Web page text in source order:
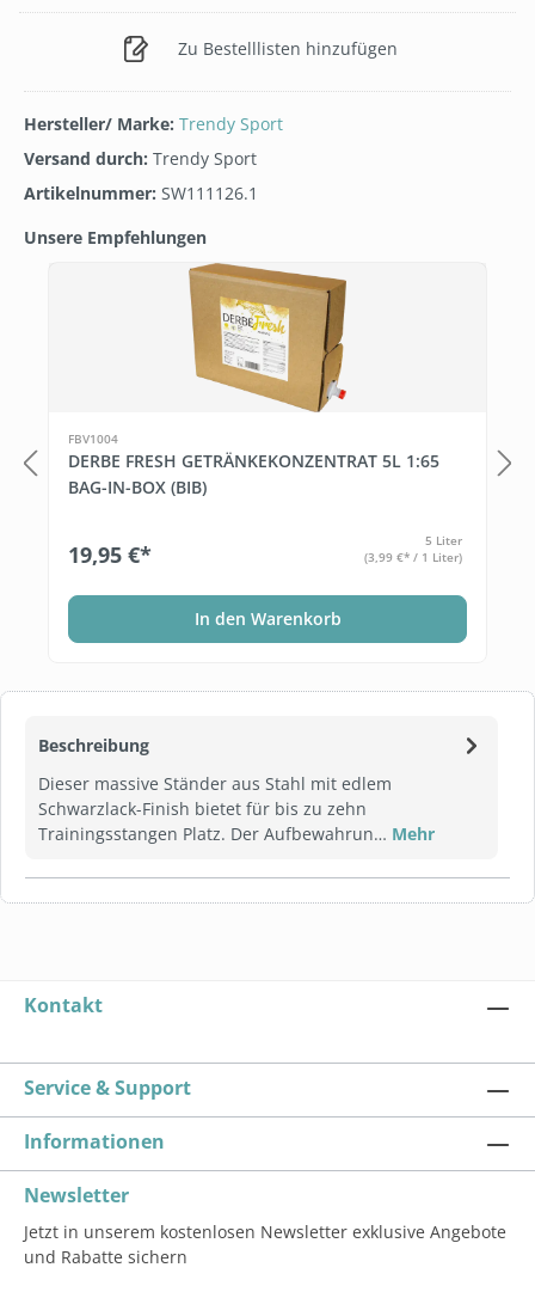
Beschreibung
Dieser massive Ständer aus Stahl mit edlem
Schwarzlack-Finish bietet für bis zu zehn
Trainingsstangen Platz. Der Aufbewahrun… Mehr
Zu Bestelllisten hinzufügen
Hersteller/ Marke: Trendy Sport
Versand durch: Trendy Sport
Artikelnummer: SW111126.1
Unsere Empfehlungen
Produktgalerie überspringen
FBV1004
DERBE FRESH GETRÄNKEKONZENTRAT 5L 1:65
BAG-IN-BOX (BIB)
19,95 €*
5 Liter
(3,99 €* / 1 Liter)
In den Warenkorb
Kontakt
Service & Support
Informationen
Newsletter
Jetzt in unserem kostenlosen Newsletter exklusive Angebote
und Rabatte sichern